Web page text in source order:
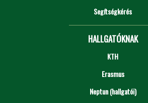
Segítségkérés
HALLGATÓKNAK
KTH
Erasmus
Neptun (hallgatói)